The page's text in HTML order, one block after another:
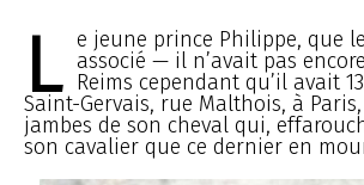
L e jeune prince Philippe, que
associé — il n’avait pas
Reims cependant qu’il avait
Saint-Gervais, rue Malthois, à
jambes de son cheval qui,
son cavalier que ce dernier en